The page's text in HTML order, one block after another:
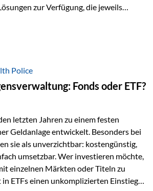
zur Verfügung, die jeweils
Marktmeinungen, sondern auf
Stabilisierung – eingebettet in eine
Die
Liechtenstein als Strukturprinzip Die
positioniert sich mit einer dreistufigen
die auf mehreren Ebenen ansetzt:
Ebene • Versicherung mit…
Police
Fonds oder ETF?
letzten Jahren zu einem festen
Geldanlage entwickelt. Besonders bei
sie als unverzichtbar: kostengünstig,
umsetzbar. Wer investieren möchte,
einzelnen Märkten oder Titeln zu
ETFs einen unkomplizierten Einstieg